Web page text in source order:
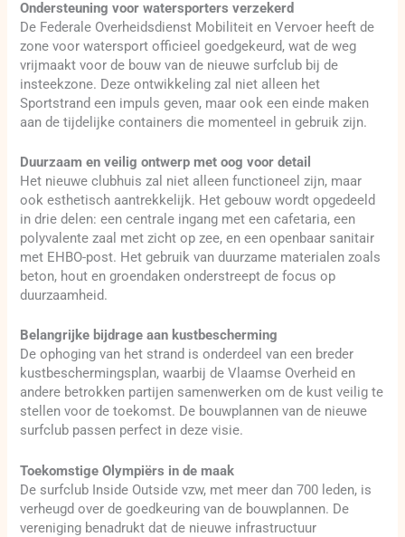
Ondersteuning voor watersporters verzekerd
De Federale Overheidsdienst Mobiliteit en Vervoer heeft de
zone voor watersport officieel goedgekeurd, wat de weg
vrijmaakt voor de bouw van de nieuwe surfclub bij de
insteekzone. Deze ontwikkeling zal niet alleen het
Sportstrand een impuls geven, maar ook een einde maken
aan de tijdelijke containers die momenteel in gebruik zijn.
Duurzaam en veilig ontwerp met oog voor detail
Het nieuwe clubhuis zal niet alleen functioneel zijn, maar
ook esthetisch aantrekkelijk. Het gebouw wordt opgedeeld
in drie delen: een centrale ingang met een cafetaria, een
polyvalente zaal met zicht op zee, en een openbaar sanitair
met EHBO-post. Het gebruik van duurzame materialen zoals
beton, hout en groendaken onderstreept de focus op
duurzaamheid.
Belangrijke bijdrage aan kustbescherming
De ophoging van het strand is onderdeel van een breder
kustbeschermingsplan, waarbij de Vlaamse Overheid en
andere betrokken partijen samenwerken om de kust veilig te
stellen voor de toekomst. De bouwplannen van de nieuwe
surfclub passen perfect in deze visie.
Toekomstige Olympiërs in de maak
De surfclub Inside Outside vzw, met meer dan 700 leden, is
verheugd over de goedkeuring van de bouwplannen. De
vereniging benadrukt dat de nieuwe infrastructuur